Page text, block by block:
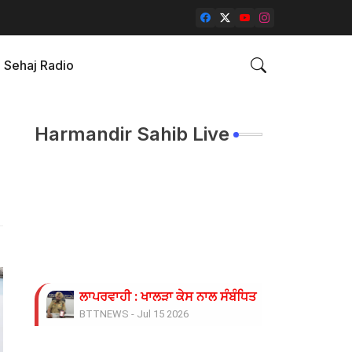
Sehaj Radio
Harmandir Sahib Live
ਲਾਪਰਵਾਹੀ : ਖਾਲੜਾ ਕੇਸ ਨਾਲ ਸੰਬੰਧਿਤ ਡੀਐਸਪੀ ਦੀ
BTTNEWS - Jul 15 2026